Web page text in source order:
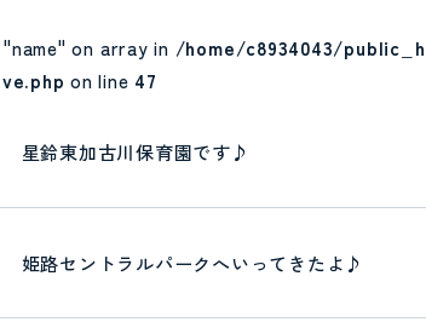
on array in /home/c8934043/
on line 47
星鈴東加古川保育園です♪
姫路セントラルパークへいってきたよ♪